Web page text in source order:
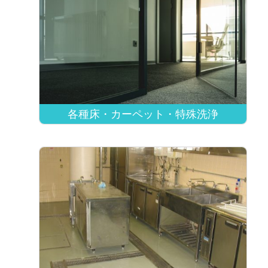
各種床・カーペット・特殊洗浄